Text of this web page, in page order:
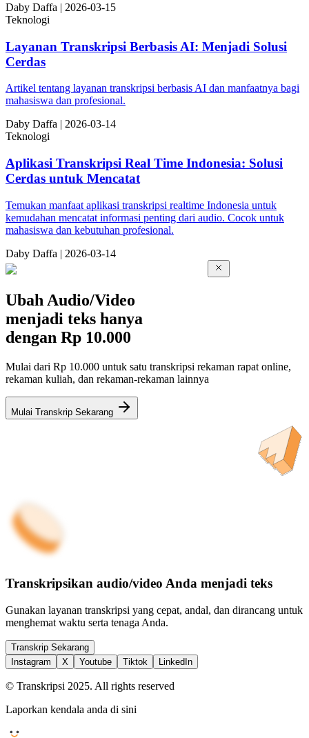
Daby Daffa | 2026-03-15
Teknologi
Layanan Transkripsi Berbasis AI: Menjadi Solusi
Cerdas
Artikel tentang layanan transkripsi berbasis AI dan manfaatnya bagi
mahasiswa dan profesional.
Daby Daffa | 2026-03-14
Teknologi
Aplikasi Transkripsi Real Time Indonesia: Solusi
Cerdas untuk Mencatat
Temukan manfaat aplikasi transkripsi realtime Indonesia untuk
kemudahan mencatat informasi penting dari audio. Cocok untuk
mahasiswa dan kebutuhan profesional.
Daby Daffa | 2026-03-14
Ubah Audio/Video
menjadi teks hanya
dengan Rp 10.000
Mulai dari Rp 10.000 untuk satu transkripsi rekaman rapat online,
rekaman kuliah, dan rekaman-rekaman lainnya
Mulai Transkrip Sekarang
Transkripsikan audio/video Anda menjadi teks
Gunakan layanan transkripsi yang cepat, andal, dan dirancang untuk
menghemat waktu serta tenaga Anda.
Transkrip Sekarang
Instagram
X Youtube Tiktok LinkedIn
© Transkripsi 2025. All rights reserved
Laporkan kendala anda di sini